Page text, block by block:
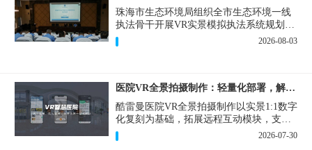
珠海市生态环境局组织全市生态环境一线
执法骨干开展VR实景模拟执法系统规划建
设和教学培训，持续推进科技赋能生态环
境执法，夯实队伍办案“基本功”。
2026-08-03
医院VR全景拍摄制作：轻量化部署，解决医患真实痛点
酷雷曼医院VR全景拍摄制作以实景1:1数字
化复刻为基础，拓展远程互动模块，支持
定制，轻量化搭建部署，可挂载在公众
号、官网等线上平台。
2026-07-30